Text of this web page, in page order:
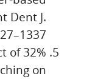
Dent J.
of 32%
on